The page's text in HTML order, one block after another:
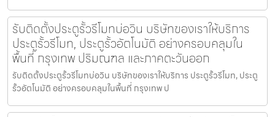
รับติดตั้งประตูรั้วรีโมทบ่อวิน บริษัทของเราให้บริการ
ประตูรั้วรีโมท, ประตูรั้วอัตโนมัติ อย่างครอบคลุมใน
พื้นที่ กรุงเทพ ปริมณฑล และภาคตะวันออก
รับติดตั้งประตูรั้วรีโมทบ่อวิน บริษัทของเราให้บริการ ประตูรั้วรีโมท, ประตู
รั้วอัตโนมัติ อย่างครอบคลุมในพื้นที่ กรุงเทพ ป